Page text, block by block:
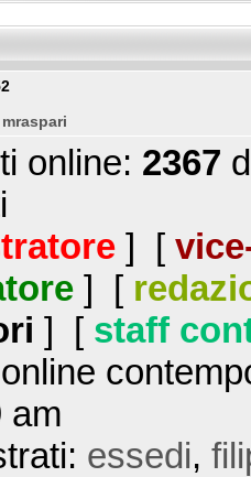
mraspari
online: 2367
] [
] [
] [ staff
am
essedi,